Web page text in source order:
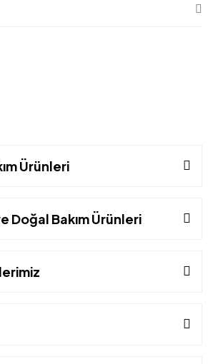
Ürünleri
Doğal Bakım Ürünleri